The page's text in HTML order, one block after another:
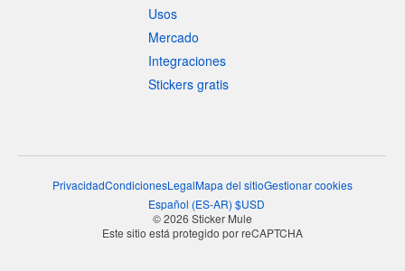
Usos
Mercado
Integraciones
Stickers gratis
PrivacidadCondicionesLegalMapa del sitioGestionar cookies
Español (ES-AR) $USD
© 2026 Sticker Mule
Este sitio está protegido por reCAPTCHA